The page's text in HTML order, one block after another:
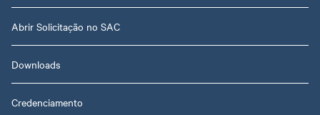
Abrir Solicitação no SAC
Downloads
Credenciamento